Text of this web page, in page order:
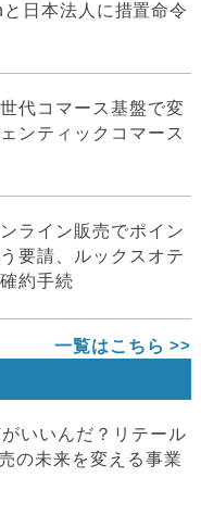
日本法人に措置命令
代コマース基盤で変
ンティックコマース
ライン販売でポイン
要請、ルックスオテ
約手続
一覧はこちら
いいんだ？リテール
の未来を変える事業